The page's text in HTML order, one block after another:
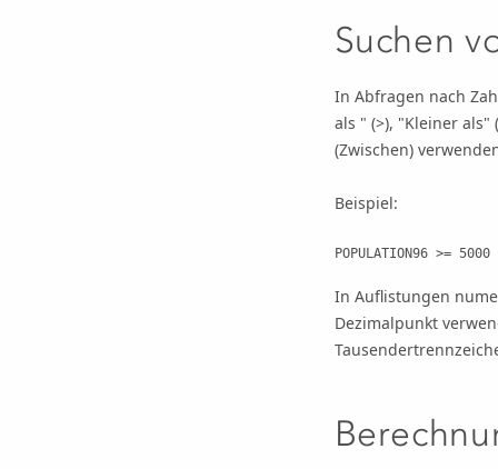
Suchen
In Abfragen nach
als " (>), "Kleiner als"
(Zwischen)
Beispiel:
POPULATION96 >= 5000
In Auflistungen
Dezimalpunkt